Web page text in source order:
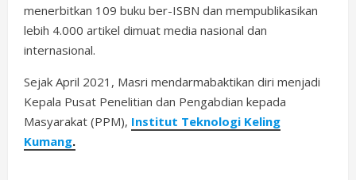
menerbitkan 109 buku ber-ISBN dan mempublikasikan
lebih 4.000 artikel dimuat media nasional dan
internasional.
Sejak April 2021, Masri mendarmabaktikan diri menjadi
Kepala Pusat Penelitian dan Pengabdian kepada
Masyarakat (PPM), Institut Teknologi Keling
Kumang.